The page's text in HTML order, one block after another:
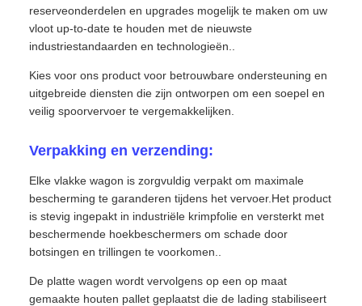
reserveonderdelen en upgrades mogelijk te maken om uw
vloot up-to-date te houden met de nieuwste
industriestandaarden en technologieën..
Kies voor ons product voor betrouwbare ondersteuning en
uitgebreide diensten die zijn ontworpen om een soepel en
veilig spoorvervoer te vergemakkelijken.
Verpakking en verzending:
Elke vlakke wagon is zorgvuldig verpakt om maximale
bescherming te garanderen tijdens het vervoer.Het product
is stevig ingepakt in industriële krimpfolie en versterkt met
beschermende hoekbeschermers om schade door
botsingen en trillingen te voorkomen..
De platte wagen wordt vervolgens op een op maat
gemaakte houten pallet geplaatst die de lading stabiliseert